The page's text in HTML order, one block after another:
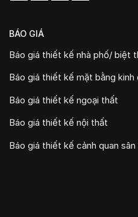
BÁO GIÁ
Báo giá thiết kế nhà phố/ biệt
Báo giá thiết kế mặt bằng kinh
Báo giá thiết kế ngoại thất
Báo giá thiết kế nội thất
Báo giá thiết kế cảnh quan sân